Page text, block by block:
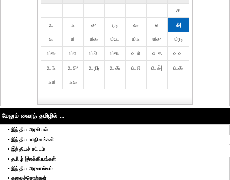
௧
௨
௩ ௪ ௫ ௬ ௭
௮
௯
௰ ௰௧ ௰௨ ௰௩ ௰௪
௰௫
௰௬
௰௭ ௰௮ ௰௯ ௨௰ ௨௧
௨௨
௨௩
௨௪ ௨௫ ௨௬ ௨௭ ௨௮
௨௯
௩௰
௩௧
மேலும் வைரத் தமிழில் ...
• இந்திய அரசியல்
• இந்திய மாநிலங்கள்
• இந்தியச் சட்டம்
• தமிழ் இலக்கியங்கள்
• இந்திய அரசாங்கம்
• கலைச்சொற்கள்